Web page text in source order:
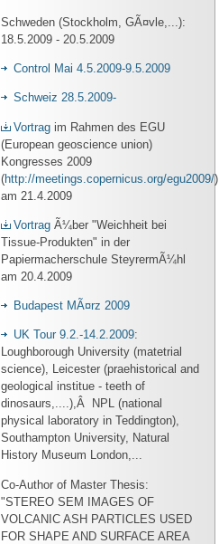
Schweden (Stockholm, GÃ¤vle,...):
18.5.2009 - 20.5.2009
Control Mai 4.5.2009-9.5.2009
Schweiz 28.5.2009-
Vortrag im Rahmen des EGU
(European geoscience union)
Kongresses 2009
(http://meetings.copernicus.org/egu2009/)
am 21.4.2009
Vortrag Ã¼ber "Weichheit bei
Tissue-Produkten" in der
Papiermacherschule SteyrermÃ¼hl
am 20.4.2009
Budapest MÃ¤rz 2009
UK Tour 9.2.-14.2.2009:
Loughborough University (matetrial
science), Leicester (praehistorical and
geological institue - teeth of
dinosaurs,....),Â NPL (national
physical laboratory in Teddington),
Southampton University, Natural
History Museum London,...
Co-Author of Master Thesis:
"STEREO SEM IMAGES OF
VOLCANIC ASH PARTICLES USED
FOR SHAPE AND SURFACE AREA